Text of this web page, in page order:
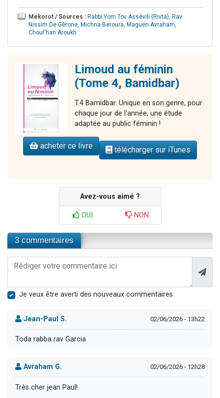
Mékorot / Sources : Rabbi Yom Tov Assévili (Rivta), Rav
Nissim De Gérone, Michna Beroura, Maguen Avraham,
Choul'han Aroukh.
Limoud au féminin
(Tome 4, Bamidbar)
T.4 Bamidbar. Unique en son genre, pour
chaque jour de l'année, une étude
adaptée au public féminin !
acheter ce livre télécharger sur iTunes
Avez-vous aimé ?
OUI NON
3 commentaires
Je veux être averti des nouveaux commentaires
Jean-Paul S. 02/06/2026 - 13h22
Toda rabba rav Garcia
Avraham G. 02/06/2026 - 12h28
Très cher jean Paul!